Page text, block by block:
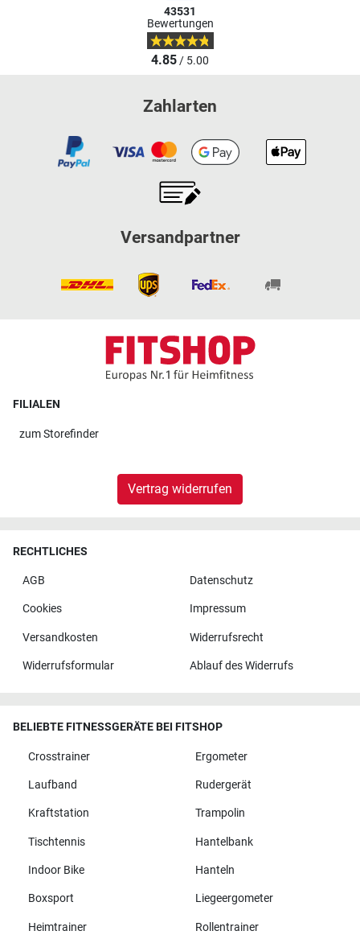
43531
Bewertungen
4.85/ 5.00
Zahlarten
Versandpartner
FILIALEN
zumStorefinder
Vertrag widerrufen
RECHTLICHES
AGB Datenschutz
Cookies Impressum
Versandkosten Widerrufsrecht
Widerrufsformular Ablauf des Widerrufs
BELIEBTE FITNESSGERÄTE BEI FITSHOP
Crosstrainer Ergometer
Laufband Rudergerät
Kraftstation Trampolin
Tischtennis Hantelbank
Indoor Bike Hanteln
Boxsport Liegeergometer
Heimtrainer Rollentrainer